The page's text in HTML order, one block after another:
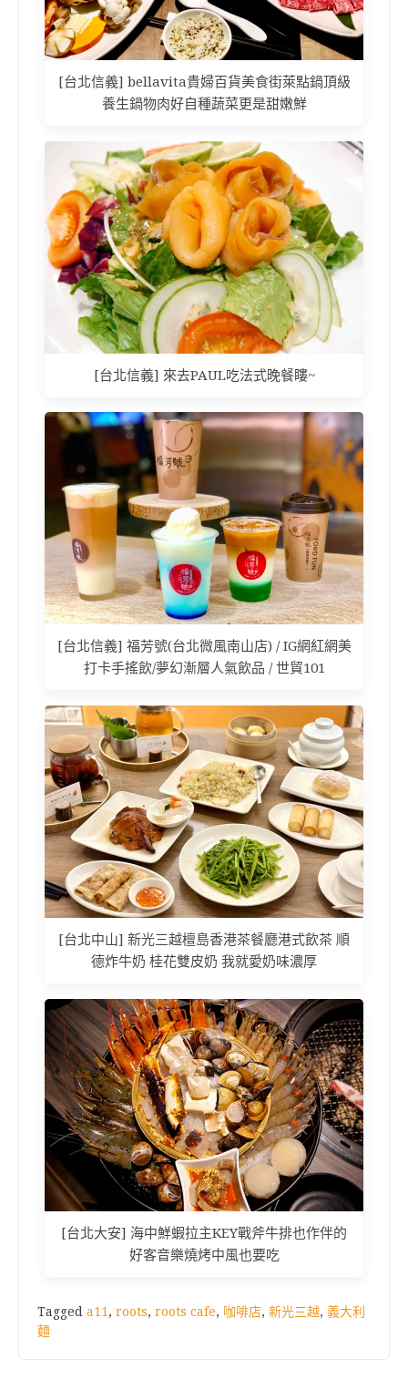
[台北信義] bellavita貴婦百貨美食街萊點鍋頂級
養生鍋物肉好自種蔬菜更是甜嫩鮮
[台北信義] 來去PAUL吃法式晚餐瞜~
[台北信義] 福芳號(台北微風南山店) / IG網紅網美
打卡手搖飲/夢幻漸層人氣飲品 / 世貿101
[台北中山] 新光三越檀島香港茶餐廳港式飲茶 順
德炸牛奶 桂花雙皮奶 我就愛奶味濃厚
[台北大安] 海中鮮蝦拉主KEY戰斧牛排也作伴的
好客音樂燒烤中風也要吃
Tagged a11, roots, roots cafe, 咖啡店, 新光三越, 義大利
麵